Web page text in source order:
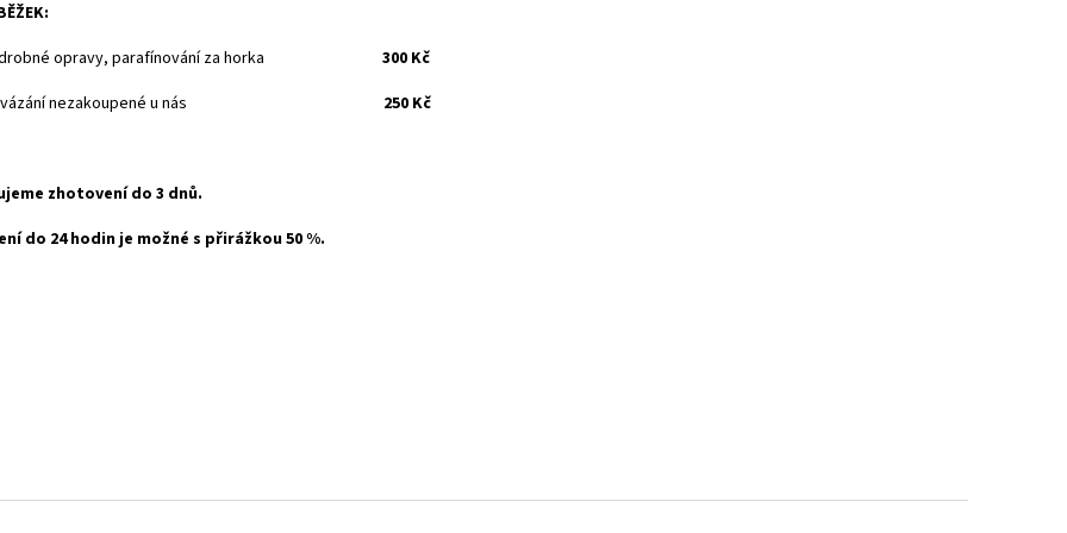
opravy, parafínování za horka
300 Kč
vázání nezakoupené u nás
250 Kč
zhotovení do 3 dnů.
do 24 hodin je možné s přirážkou 50 %.